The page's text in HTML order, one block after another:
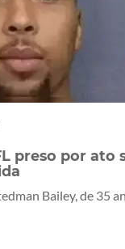
preso por ato
Bailey, de 35